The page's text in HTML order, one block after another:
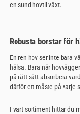
en sund hovtillväxt.
Robusta borstar för
En ren hov ser inte bara
hälsa. Bara när
på rätt sätt absorbera
därför ett måste på varje
I vårt sortiment hittar du